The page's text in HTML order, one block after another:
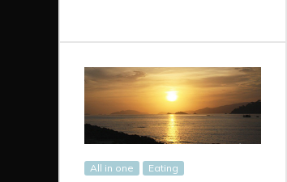
All in one
Eating